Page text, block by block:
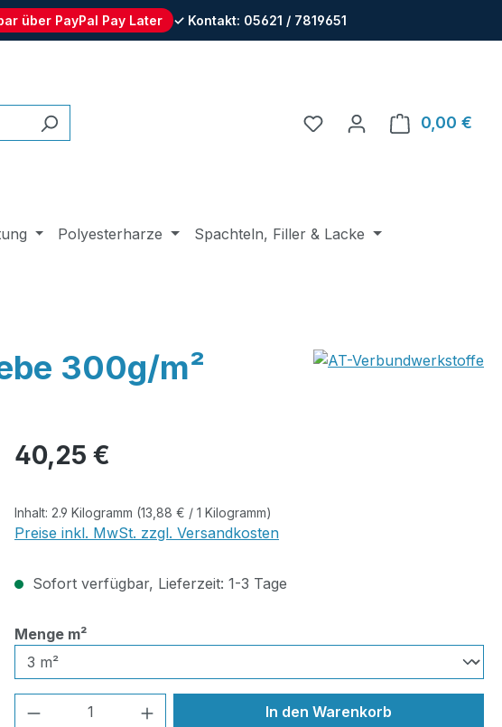
über PayPal Pay Later ✓ Kontakt: 05621 / 7819651
Du hast 0 Produkte auf
0,00 €
Polyesterharze
Spachteln, Filler & Lacke
300g/m²
Regulärer Preis:
40,25 €
Inhalt: 2.9 Kilogramm (13,88 € / 1 Kilogramm)
Preise inkl. MwSt. zzgl. Versandkosten
Sofort verfügbar, Lieferzeit: 1-3 Tage
Menge m²auswählen
Produkt Anzahl: Gib den gewünschten Wert
In den Warenkorb